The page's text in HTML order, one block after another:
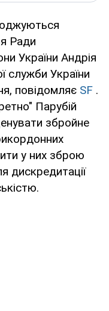
Ради
України Андрія
служби України
повідомляє SF .
Парубій
збройне
у них зброю
дискредитації